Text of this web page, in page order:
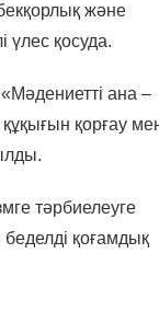
және
үлес қосуда.
ана –
қорғау
тәрбиелеуге
қоғамдық